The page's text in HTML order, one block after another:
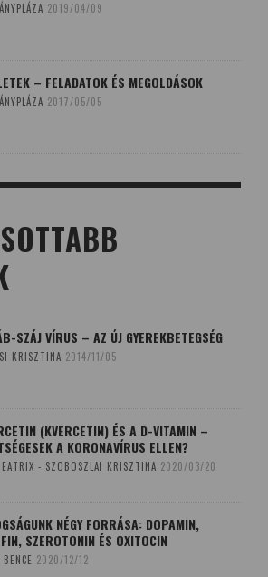
2019/04/09
– FELADATOK ÉS MEGOLDÁSOK
2017/05/05
SZÁJ VÍRUS – AZ ÚJ GYEREKBETEGSÉG
KRISZTINA 2014/11/05
(KVERCETIN) ÉS A D-VITAMIN –
A KORONAVÍRUS ELLEN?
- SZOBOSZLAI KRISZTINA 2020/03/20
NÉGY FORRÁSA: DOPAMIN,
SZEROTONIN ÉS OXITOCIN
2020/12/12